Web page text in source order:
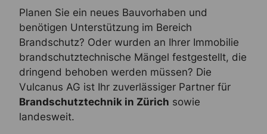
Planen Sie ein neues Bauvorhaben und
benötigen Unterstützung im Bereich
Brandschutz? Oder wurden an Ihrer Immobilie
brandschutztechnische Mängel festgestellt, die
dringend behoben werden müssen? Die
Vulcanus AG ist Ihr zuverlässiger Partner für
Brandschutztechnik in Zürich sowie
landesweit.